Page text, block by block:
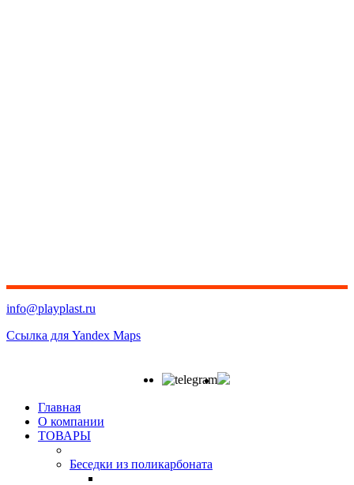
info@playplast.ru
Ссылка для Yandex Maps
Главная
О компании
ТОВАРЫ
Беседки из поликарбоната